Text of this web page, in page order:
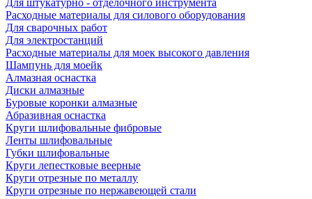
Для штукатурно - отделочного инструмента
Расходные материалы для силового оборудования
Для сварочных работ
Для электростанций
Расходные материалы для моек высокого давления
Шампунь для моейк
Алмазная оснастка
Диски алмазные
Буровые коронки алмазные
Абразивная оснастка
Круги шлифовальные фибровые
Ленты шлифовальные
Губки шлифовальные
Круги лепестковые веерные
Круги отрезные по металлу
Круги отрезные по нержавеющей стали